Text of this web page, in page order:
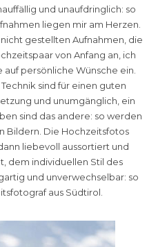
und unaufdringlich: so
liegen mir am Herzen.
gestellten Aufnahmen, die
von Anfang an, ich
persönliche Wünsche ein.
sind für einen guten
und unumgänglich, ein
sind das andere: so werden
Bildern. Die Hochzeitsfotos
liebevoll aussortiert und
dem individuellen Stil des
und unverwechselbar: so
aus Südtirol.